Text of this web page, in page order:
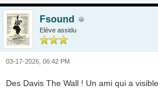
Fsound
Elève assidu
03-17-2026, 06:42 PM
Des Davis The Wall ! Un ami qui a